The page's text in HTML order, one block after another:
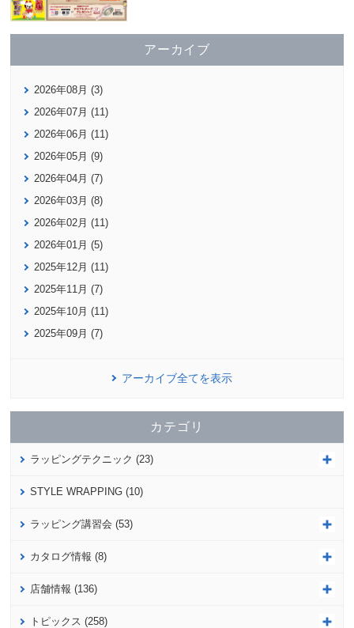
アーカイブ
2026年08月 (3)
2026年07月 (11)
2026年06月 (11)
2026年05月 (9)
2026年04月 (7)
2026年03月 (8)
2026年02月 (11)
2026年01月 (5)
2025年12月 (11)
2025年11月 (7)
2025年10月 (11)
2025年09月 (7)
アーカイブ全てを表示
カテゴリ
ラッピングテクニック (23)
STYLE WRAPPING (10)
ラッピング講習会 (53)
カタログ情報 (8)
店舗情報 (136)
トピックス (258)